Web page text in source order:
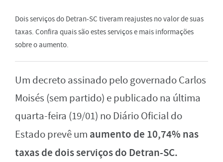
Dois serviços do Detran-SC tiveram reajustes no valor de suas
taxas. Confira quais são estes serviços e mais informações
sobre o aumento.
Um decreto assinado pelo governado Carlos
Moisés (sem partido) e publicado na última
quarta-feira (19/01) no Diário Oficial do
Estado prevê um aumento de 10,74% nas
taxas de dois serviços do Detran-SC.